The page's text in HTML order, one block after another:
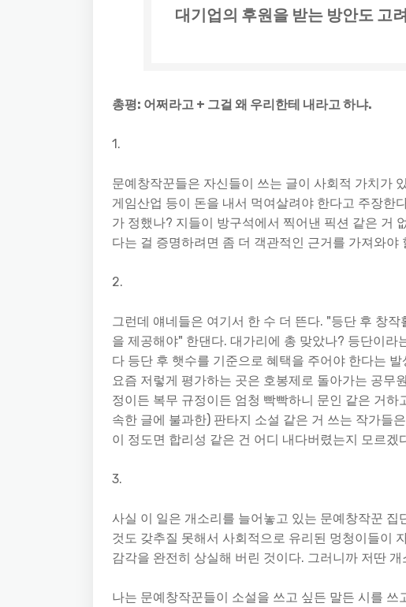
대기업의 후원을 받는 방안도 고
총평: 어쩌라고 + 그걸 왜 우리한테 내라고 하냐.
1.
문예창작꾼들은 자신들이 쓰는 글이 사회적 가치가
게임산업 등이 돈을 내서 먹여살려야 한다고 주장한
가 정했나? 지들이 방구석에서 찍어낸 픽션 같은 거
다는 걸 증명하려면 좀 더 객관적인 근거를 가져와야
2.
그런데 얘네들은 여기서 한 수 더 뜬다. "등단 후 창
을 제공해야" 한댄다. 대가리에 총 맞았나? 등단이
다 등단 후 햇수를 기준으로 혜택을 주어야 한다는
요즘 저렇게 평가하는 곳은 호봉제로 돌아가는 공무
정이든 복무 규정이든 엄청 빡빡하니 문인 같은 거
속한 글에 불과한) 판타지 소설 같은 거 쓰는 작가들
이 정도면 합리성 같은 건 어디 내다버렸는지 모르겠
3.
사실 이 일은 개소리를 늘어놓고 있는 문예창작꾼
것도 갖추질 못해서 사회적으로 유리된 멍청이들이
감각을 완전히 상실해 버린 것이다. 그러니까 저딴
나는 문예창작꾼들이 소설을 쓰고 싶든 말든 시를